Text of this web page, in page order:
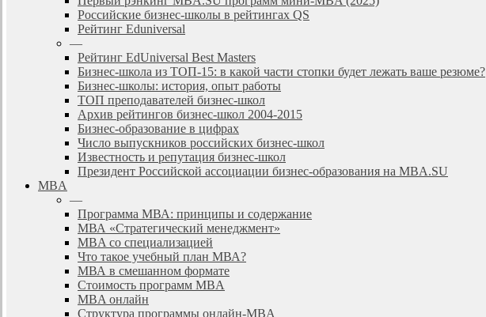
Российские бизнес-школы в рейтингах QS
Рейтинг Eduniversal
—
Рейтинг EdUniversal Best Masters
Бизнес-школа из ТОП-15: в какой части стопки будет лежать ваше резюме?
Бизнес-школы: история, опыт работы
ТОП преподавателей бизнес-школ
Архив рейтингов бизнес-школ 2004-2015
Бизнес-образование в цифрах
Число выпускников российских бизнес-школ
Известность и репутация бизнес-школ
Президент Российской ассоциации бизнес-образования на MBA.SU
MBA
—
Программа МВА: принципы и содержание
МВА «Cтратегический менеджмент»
MBA со специализацией
Что такое учебный план МВА?
МВА в смешанном формате
Стоимость программ MBA
MBA онлайн
Cтруктура программы онлайн-MBA